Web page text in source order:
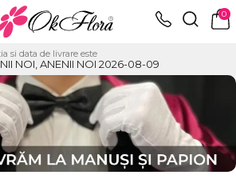
0
si data de livrare este
NOI, ANENII NOI 2026-08-09